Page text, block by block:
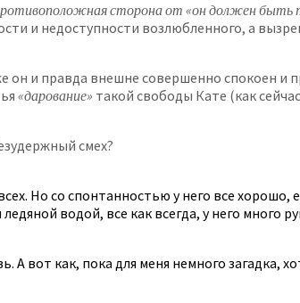
сторона от «он должен быть
и недоступности возлюбленного, а
и правда внешне совершенно спокоен и
«дарование» такой свободы Кате (как
смех?
Но со спонтанностью у него все
водой, все как всегда, у него
вот как, пока для меня немного загадка,